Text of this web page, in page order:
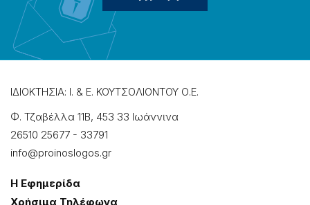
ΙΔΙΟΚΤΗΣΙΑ: Ι. & Ε. ΚΟΥΤΣΟΛΙΟΝΤΟΥ Ο.Ε.
Φ. Τζαβέλλα 11Β, 453 33 Ιωάννɩνα
26510 25677 - 33791
info@proinoslogos.gr
Η Εφημερίδα
Χρήσɩμα Τηλέφωνα